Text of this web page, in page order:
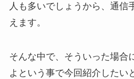
人も多いでしょうから、通信
えます。
そんな中で、そういった場合
よという事で今回紹介したい